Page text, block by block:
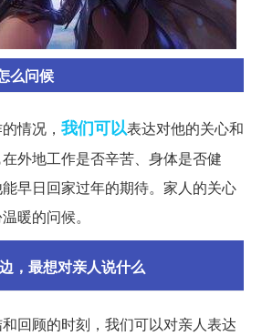
么问候
情况， 我们可以表达对他的关心和
外地工作是否辛苦、身体是否健
早日回家过年的期待。家人的关心
暖的问候。
，最想对亲人说什么
回顾的时刻，我们可以对亲人表达